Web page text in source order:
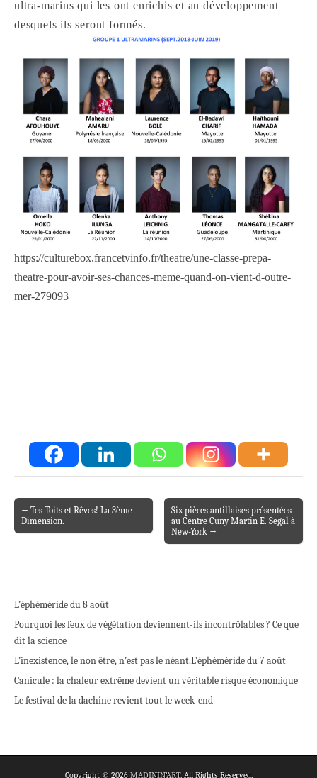
ultra-marins qui les ont enrichis et au développement
desquels ils seront formés.
https://culturebox.francetvinfo.fr/theatre/une-classe-prepa-
theatre-pour-avoir-ses-chances-meme-quand-on-vient-d-outre-
mer-279093
Post navigation
← Tes Toits et Rêves! La 3ème
Dimension.
Six pièces antillaises présentées
au Centre Cuny Martin E. Segal à
New-York →
L’éphéméride du 8 août
Pourquoi les feux de végétation deviennent-ils incontrôlables ? Ce que
dit la science
L’inexistence, le non être, n’est pas le néant.L’éphéméride du 7 août
Canicule : la chaleur extrême devient un véritable risque économique
Le festival de la dachine revient tout le week-end
Copyright © 2026 MADININ'ART. All Rights Reserved.